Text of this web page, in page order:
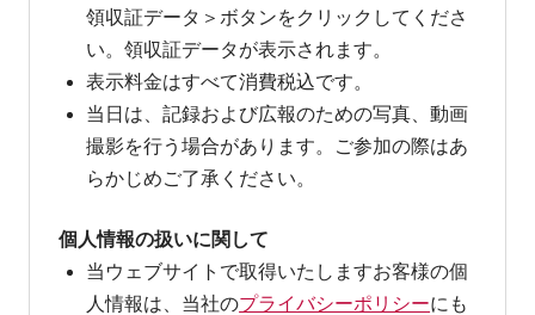
領収証データ＞ボタンをクリックしてくださ
い。領収証データが表示されます。
表示料金はすべて消費税込です。
当日は、記録および広報のための写真、動画
撮影を行う場合があります。ご参加の際はあ
らかじめご了承ください。
個人情報の扱いに関して
当ウェブサイトで取得いたしますお客様の個
人情報は、当社のプライバシーポリシーにも